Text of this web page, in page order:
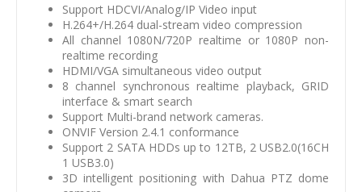
Support HDCVI/Analog/IP Video input
H.264+/H.264 dual-stream video compression
All channel 1080N/720P realtime or 1080P non-
realtime recording
HDMI/VGA simultaneous video output
8 channel synchronous realtime playback, GRID
interface & smart search
Support Multi-brand network cameras.
ONVIF Version 2.4.1 conformance
Support 2 SATA HDDs up to 12TB, 2 USB2.0(16CH
1 USB3.0)
3D intelligent positioning with Dahua PTZ dome